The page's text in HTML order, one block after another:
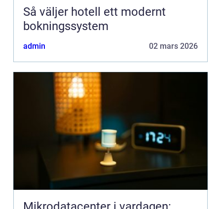
Så väljer hotell ett modernt
bokningssystem
admin 02 mars 2026